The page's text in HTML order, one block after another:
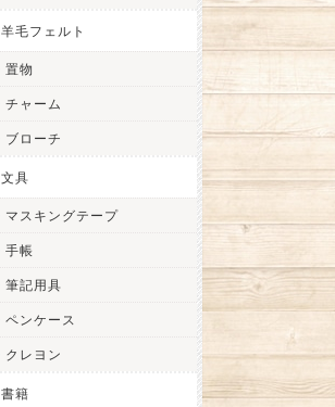
羊毛フェルト
置物
チャーム
ブローチ
文具
マスキングテープ
手帳
筆記用具
ペンケース
クレヨン
書籍